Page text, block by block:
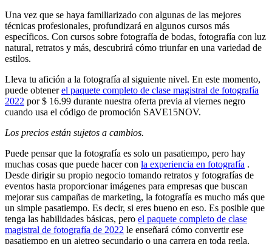
Una vez que se haya familiarizado con algunas de las mejores
técnicas profesionales, profundizará en algunos cursos más
específicos. Con cursos sobre fotografía de bodas, fotografía con luz
natural, retratos y más, descubrirá cómo triunfar en una variedad de
estilos.
Lleva tu afición a la fotografía al siguiente nivel. En este momento,
puede obtenerel paquete completo de clase magistral de fotografía
2022 por $ 16.99 durante nuestra oferta previa al viernes negro
cuando usa el código de promoción SAVE15NOV.
Los precios están sujetos a cambios.
Puede pensar que la fotografía es solo un pasatiempo, pero hay
muchas cosas que puede hacer con la experiencia en fotografía .
Desde dirigir su propio negocio tomando retratos y fotografías de
eventos hasta proporcionar imágenes para empresas que buscan
mejorar sus campañas de marketing, la fotografía es mucho más que
un simple pasatiempo. Es decir, si eres bueno en eso. Es posible que
tenga las habilidades básicas, pero el paquete completo de clase
magistral de fotografía de 2022 le enseñará cómo convertir ese
pasatiempo en un ajetreo secundario o una carrera en toda regla.